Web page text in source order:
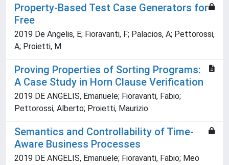
Property-Based Test Case Generators for
Free
2019 De Angelis, E; Fioravanti, F; Palacios, A; Pettorossi,
A; Proietti, M
Proving Properties of Sorting Programs:
A Case Study in Horn Clause Verification
2019 DE ANGELIS, Emanuele; Fioravanti, Fabio;
Pettorossi, Alberto; Proietti, Maurizio
Semantics and Controllability of Time-
Aware Business Processes
2019 DE ANGELIS, Emanuele; Fioravanti, Fabio; Meo